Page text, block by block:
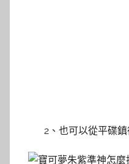
2、也可以從平碟